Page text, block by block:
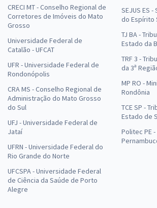
CRECI MT - Conselho Regional de
Corretores de Imóveis do Mato
Grosso
Universidade Federal de
Catalão - UFCAT
UFR - Universidade Federal de
Rondonópolis
CRA MS - Conselho Regional de
Administração do Mato Grosso
do Sul
UFJ - Universidade Federal de
Jataí
UFRN - Universidade Federal do
Rio Grande do Norte
UFCSPA - Universidade Federal
de Ciência da Saúde de Porto
Alegre
SEJUS ES
do Espírito
TJ BA -
Estado da
TRF 3 -
da 3ª
MP RO -
Rondônia
TCE SP -
Estado de
Politec PE